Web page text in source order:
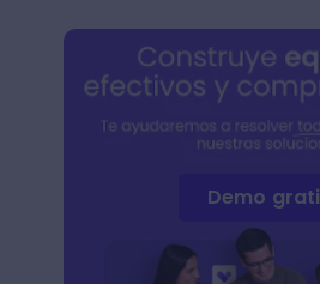
Demo